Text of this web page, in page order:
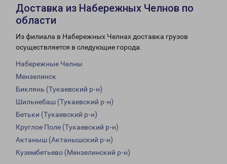
Доставка из Набережных Челнов по
области
Из филиала в Набережных Челнах доставка грузов
осуществляется в следующие города:
Набережные Челны
Мензелинск
Биклянь (Тукаевский р-н)
Шильнебаш (Тукаевский р-н)
Бетьки (Тукаевский р-н)
Круглое Поле (Тукаевский р-н)
Актаныш (Актанышский р-н)
Кузембетьево (Мензелинский р-н)